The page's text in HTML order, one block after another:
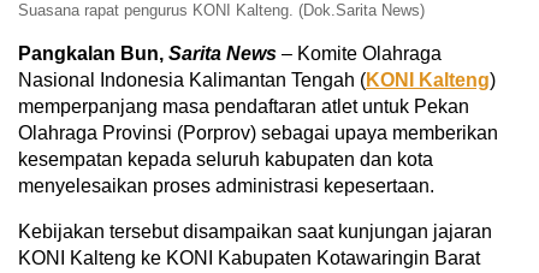
Suasana rapat pengurus KONI Kalteng. (Dok.Sarita News)
Pangkalan Bun, Sarita News – Komite Olahraga
Nasional Indonesia Kalimantan Tengah (KONI Kalteng)
memperpanjang masa pendaftaran atlet untuk Pekan
Olahraga Provinsi (Porprov) sebagai upaya memberikan
kesempatan kepada seluruh kabupaten dan kota
menyelesaikan proses administrasi kepesertaan.
Kebijakan tersebut disampaikan saat kunjungan jajaran
KONI Kalteng ke KONI Kabupaten Kotawaringin Barat